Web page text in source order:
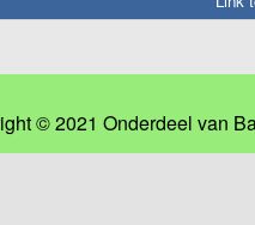
© 2021 Onderdeel van